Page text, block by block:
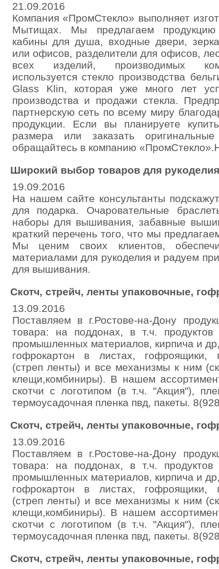
21.09.2016
Компания «ПромСтекло» выполняет
Мытищах. Мы предлагаем продукцию
кабины для душа, входные двери,
или офисов, разделители для офисов,
всех изделий, производимых
используется стекло производства
Glass Klin, которая уже много лет
производства и продажи стекла.
партнерскую сеть по всему миру
продукции. Если вы планируете
размера или заказать
обращайтесь в компанию
Широкий выбор товаров для рукоделия
19.09.2016
На нашем сайте консультанты
для подарка. Очаровательные
наборы для вышивания, забавные
краткий перечень того, что мы
Мы ценим своих клиентов,
материалами для рукоделия и радуем
для вышивания.
Скотч, стрейч, ленты упаковочные,
13.09.2016
Поставляем в г.Ростове-на-Дону
товара: на поддонах, в т.ч. продуктов
промышленных материалов, кирпича и
гофрокартон в листах, гофроящики,
(стреп ленты) и все механизмы к ним
клещи,комбиниры). В нашем
скотчи с логотипом (в т.ч. "Акция"),
термоусадочная пленка пвд, пакеты.
Скотч, стрейч, ленты упаковочные,
13.09.2016
Поставляем в г.Ростове-на-Дону
товара: на поддонах, в т.ч. продуктов
промышленных материалов, кирпича и
гофрокартон в листах, гофроящики,
(стреп ленты) и все механизмы к ним
клещи,комбиниры). В нашем
скотчи с логотипом (в т.ч. "Акция"),
термоусадочная пленка пвд, пакеты.
Скотч, стрейч, ленты упаковочные,